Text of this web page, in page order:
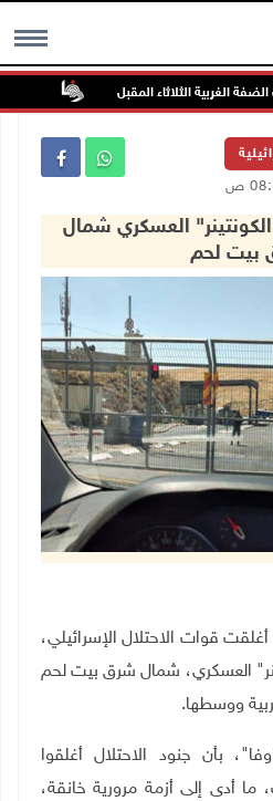
MENU الثلاثاء المقبل
العسكري شمال
بيت لحم
10-2023 وفا- أغلقت قوات الاحتلال الإسرائيلي،
العسكري، شمال شرق بيت لحم
ووسطها.
بأن جنود الاحتلال أغلقوا
ما أدى إلى أزمة مرورية خانقة،